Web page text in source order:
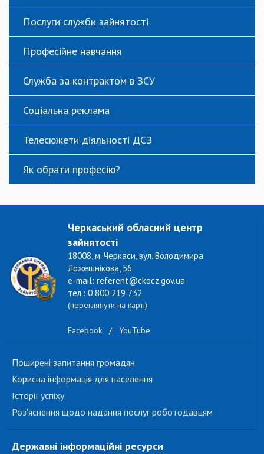
Послуги служби зайнятості
Професійне навчання
Служба за контрактом в ЗСУ
Соціальна реклама
Телесюжети діяльності ДСЗ
Як обрати професію?
Черкаський обласний центр
зайнятості
18008, м. Черкаси, вул. Володимира
Ложешнікова, 56
e-mail: referent@ckocz.gov.ua
тел.: 0 800 219 732
(переглянути на карті)
Facebook / YouTube
Поширені запитання громадян
Корисна інформація для населення
Історії успіху
Роз'яснення щодо надання послуг роботодавцям
Державні інформаційні ресурси